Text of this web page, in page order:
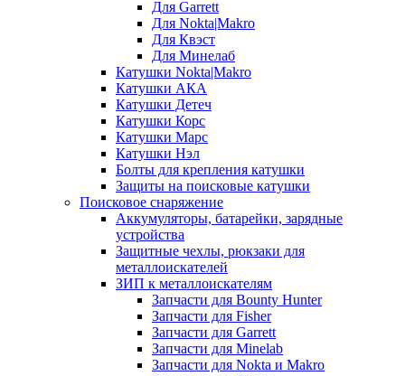
Для Garrett
Для Nokta|Makro
Для Квэст
Для Минелаб
Катушки Nokta|Makro
Катушки АКА
Катушки Детеч
Катушки Корс
Катушки Марс
Катушки Нэл
Болты для крепления катушки
Защиты на поисковые катушки
Поисковое снаряжение
Аккумуляторы, батарейки, зарядные
устройства
Защитные чехлы, рюкзаки для
металлоискателей
ЗИП к металлоискателям
Запчасти для Bounty Hunter
Запчасти для Fisher
Запчасти для Garrett
Запчасти для Minelab
Запчасти для Nokta и Makro